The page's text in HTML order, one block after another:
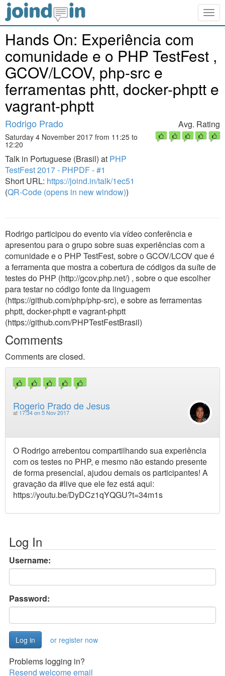
Hands On: Experiência com
comunidade e o PHP TestFest ,
GCOV/LCOV, php-src e
ferramentas phtt, docker-phptt e
vagrant-phptt
Rodrigo Prado
Saturday 4 November 2017 from 11:25 to
12:20
Talk in Portuguese (Brasil) at PHP
TestFest 2017 - PHPDF - #1
Short URL: https://joind.in/talk/1ec51
(QR-Code (opens in new window))
Avg. Rating
Rodrigo participou do evento via vídeo conferência e
apresentou para o grupo sobre suas experiências com a
comunidade e o PHP TestFest, sobre o GCOV/LCOV que é
a ferramenta que mostra a cobertura de códigos da suíte de
testes do PHP (http://gcov.php.net/) , sobre o que escolher
para testar no código fonte da linguagem
(https://github.com/php/php-src), e sobre as ferramentas
phptt, docker-phptt e vagrant-phptt
(https://github.com/PHPTestFestBrasil)
Comments
Comments are closed.
Rogerio Prado de Jesus
at 17:34 on 5 Nov 2017
O Rodrigo arrebentou compartilhando sua experiência
com os testes no PHP, e mesmo não estando presente
de forma presencial, ajudou demais os participantes! A
gravação da #live que ele fez está aqui:
https://youtu.be/DyDCz1qYQGU?t=34m1s
Log In
Username:
Password:
or register now
Problems logging in?
Resend welcome email